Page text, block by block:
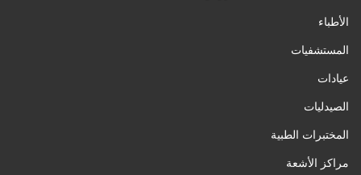
الأطباء
المستشفيات
عيادات
الصيدليات
المختبرات الطبية
مراكز الأشعة